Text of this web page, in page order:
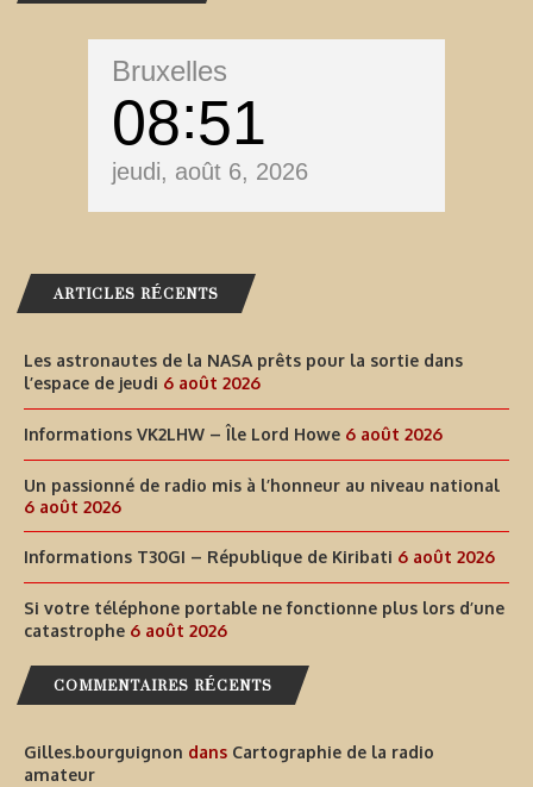
Bruxelles
08 51
jeudi, août 6, 2026
ARTICLES RÉCENTS
Les astronautes de la NASA prêts pour la sortie dans
l’espace de jeudi 6 août 2026
Informations VK2LHW – Île Lord Howe 6 août 2026
Un passionné de radio mis à l’honneur au niveau national
6 août 2026
Informations T30GI – République de Kiribati 6 août 2026
Si votre téléphone portable ne fonctionne plus lors d’une
catastrophe 6 août 2026
COMMENTAIRES RÉCENTS
Gilles.bourguignon dans Cartographie de la radio
amateur